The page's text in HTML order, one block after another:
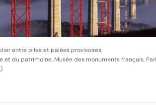
entre piles et palées provisoires
du patrimoine, Musée des monuments français,